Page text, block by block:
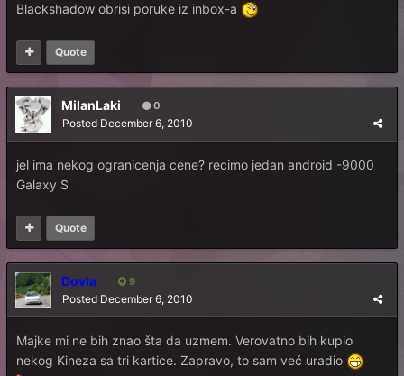
Blackshadow obrisi poruke iz inbox-a
Quote
MilanLaki 0
Posted December 6, 2010
jel ima nekog ogranicenja cene? recimo jedan android -9000
Galaxy S
Quote
Dovla 9
Posted December 6, 2010
Majke mi ne bih znao šta da uzmem. Verovatno bih kupio
nekog Kineza sa tri kartice. Zapravo, to sam već uradio